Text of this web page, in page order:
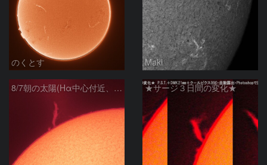
のくとす Maki
8/7朝の太陽(Hα中心付近、プロミネンス) ★サージ３日間の変化★